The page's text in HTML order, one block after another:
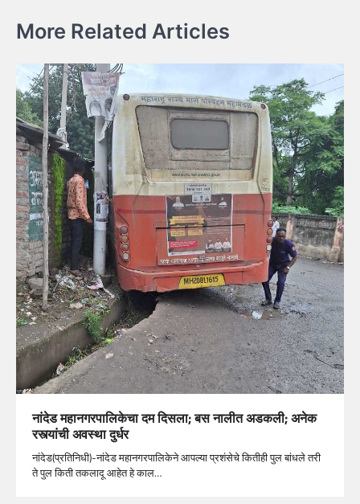
More Related Articles
नांदेड महानगरपालिकेचा दम दिसला; बस नालीत अडकली; अनेक
रस्त्यांची अवस्था दुर्धर
नांदेड(प्रतिनिधी)-नांदेड महानगरपालिकेने आपल्या प्रशंसेचे कितीही पुल बांधले तरी
ते पुल किती तकलादू आहेत हे काल…